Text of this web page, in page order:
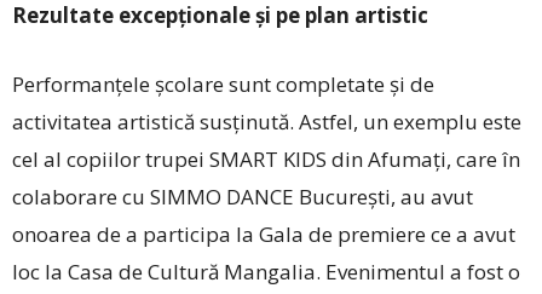
Rezultate excepționale și pe plan artistic
Performanțele școlare sunt completate și de
activitatea artistică susținută. Astfel, un exemplu este
cel al copiilor trupei SMART KIDS din Afumați, care în
colaborare cu SIMMO DANCE București, au avut
onoarea de a participa la Gala de premiere ce a avut
loc la Casa de Cultură Mangalia. Evenimentul a fost o